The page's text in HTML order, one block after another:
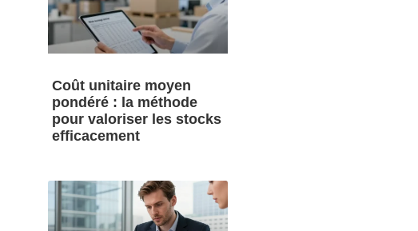
Coût unitaire moyen
pondéré : la méthode
pour valoriser les stocks
efficacement